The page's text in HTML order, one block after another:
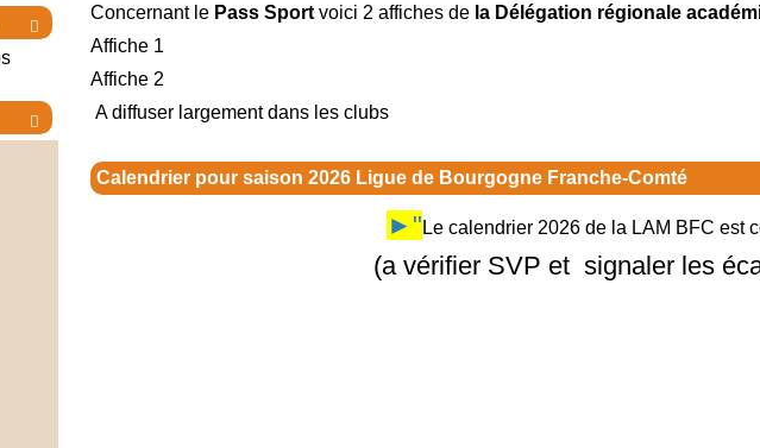


Concernant le Pass Sport voici 2 affiches de la Délégation régionale
Affiche 1
Affiche 2
A diffuser largement dans les clubs
Calendrier pour saison 2026 Ligue de Bourgogne Franche-Comté
►" Le calendrier 2026 de la LAM BFC est
(a vérifier SVP et signaler les